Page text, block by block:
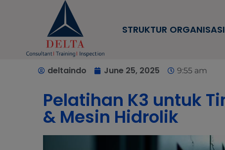
STRUKTUR ORGANISASI
deltaindo June 25, 2025 9:55 am
Pelatihan K3 untuk
& Mesin Hidrolik